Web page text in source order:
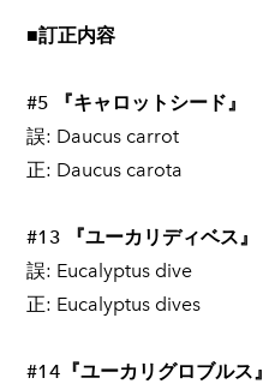
■訂正内容
#5 『キャロットシード』
誤: Daucus carrot
正: Daucus carota
#13 『ユーカリディベス』
誤: Eucalyptus dive
正: Eucalyptus dives
#14『ユーカリグロブルス』